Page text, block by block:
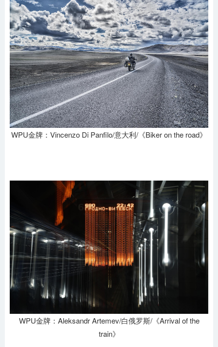
WPU金牌：Vincenzo Di Panfilo/意大利/《Biker on the road》
WPU金牌：Aleksandr Artemev/白俄罗斯/《Arrival of the
train》